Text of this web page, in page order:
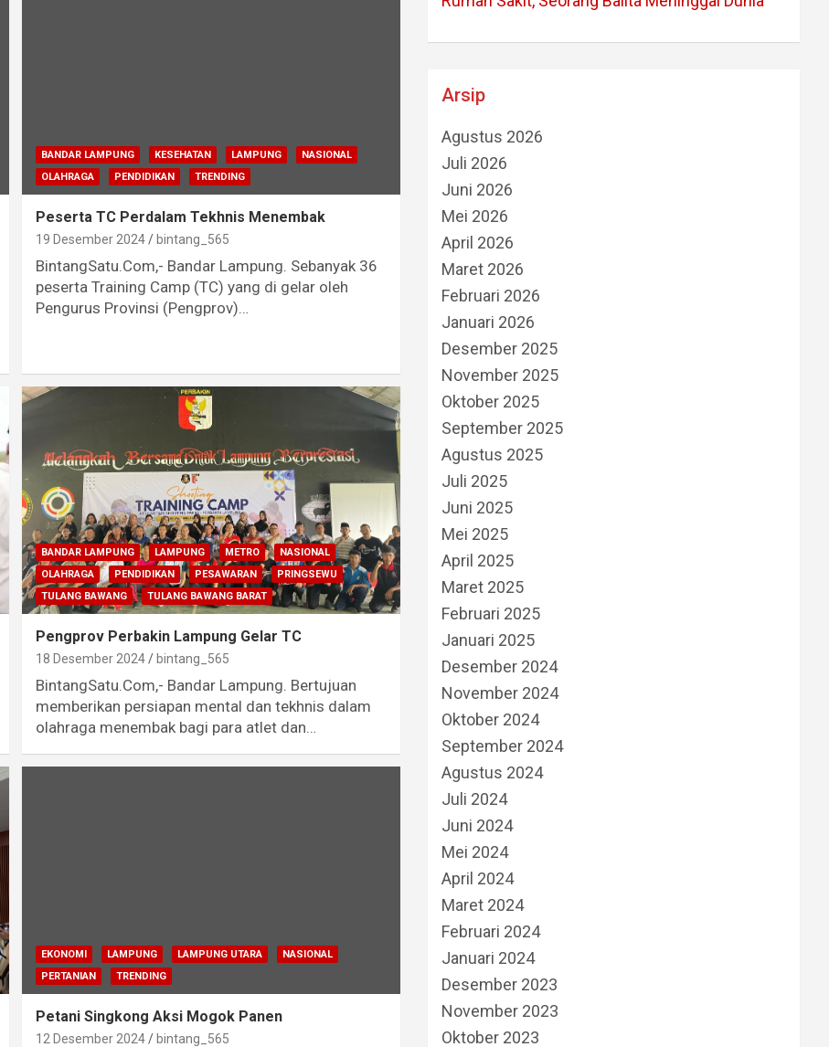
BANDAR LAMPUNG KESEHATAN LAMPUNG
NASIONAL
OLAHRAGA
PENDIDIKAN TRENDING
Peserta TC Perdalam Tekhnis Menembak
19 Desember 2024 bintang_565
BintangSatu.Com,- Bandar Lampung. Sebanyak 36
peserta Training Camp (TC) yang di gelar oleh
Pengurus Provinsi (Pengprov)…
BANDAR LAMPUNG LAMPUNG METRO
NASIONAL
OLAHRAGA
PENDIDIKAN PESAWARAN
PRINGSEWU
TULANG BAWANG
TULANG BAWANG BARAT
Pengprov Perbakin Lampung Gelar TC
18 Desember 2024 bintang_565
BintangSatu.Com,- Bandar Lampung. Bertujuan
memberikan persiapan mental dan tekhnis dalam
olahraga menembak bagi para atlet dan…
EKONOMI LAMPUNG LAMPUNG UTARA
NASIONAL
PERTANIAN
TRENDING
Petani Singkong Aksi Mogok Panen
12 Desember 2024 bintang_565
Arsip
Agustus 2026
Juli 2026
Juni 2026
Mei 2026
April 2026
Maret 2026
Februari 2026
Januari 2026
Desember 2025
November 2025
Oktober 2025
September 2025
Agustus 2025
Juli 2025
Juni 2025
Mei 2025
April 2025
Maret 2025
Februari 2025
Januari 2025
Desember 2024
November 2024
Oktober 2024
September 2024
Agustus 2024
Juli 2024
Juni 2024
Mei 2024
April 2024
Maret 2024
Februari 2024
Januari 2024
Desember 2023
November 2023
Oktober 2023